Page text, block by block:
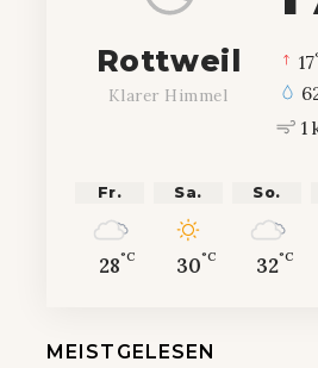
Rottweil
Klarer Himmel
17
1
Fr.
28°C
Sa.
30°C
So.
32°C
MEISTGELESEN